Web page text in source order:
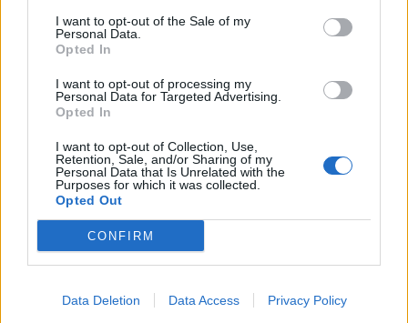
I want to opt-out of the Sale of my
Personal Data.
Opted In
I want to opt-out of processing my
Personal Data for Targeted Advertising.
Opted In
I want to opt-out of Collection, Use,
Retention, Sale, and/or Sharing of my
Personal Data that Is Unrelated with the
Purposes for which it was collected.
Opted Out
CONFIRM
Data Deletion Data Access Privacy Policy
Nem csak a medvék, a szemetelők
ellen is védekezik
Gyergyószentmiklós